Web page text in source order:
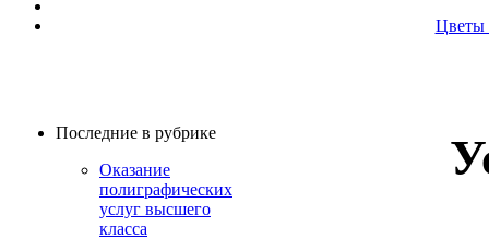
Цветы
Последние в рубрике
Оказание
полиграфических
услуг высшего
класса